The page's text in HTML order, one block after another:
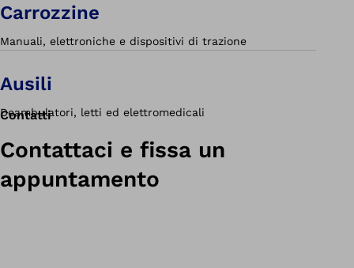
Carrozzine
Manuali, elettroniche e dispositivi di trazione
Ausili
Deambulatori, letti ed elettromedicali
Contatti
Contattaci e fissa un
appuntamento